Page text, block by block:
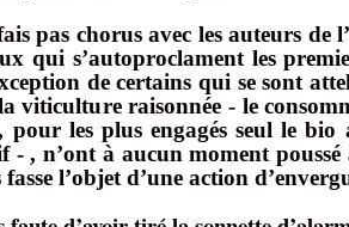
pas chorus avec les auteurs de
qui s’autoproclament les
de certains qui se sont
viticulture raisonnée - le
pour les plus engagés seul le bio
, n’ont à aucun moment poussé
l’objet d’une action